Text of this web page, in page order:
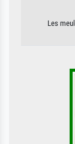
Les